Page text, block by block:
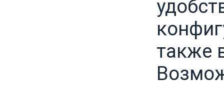
также